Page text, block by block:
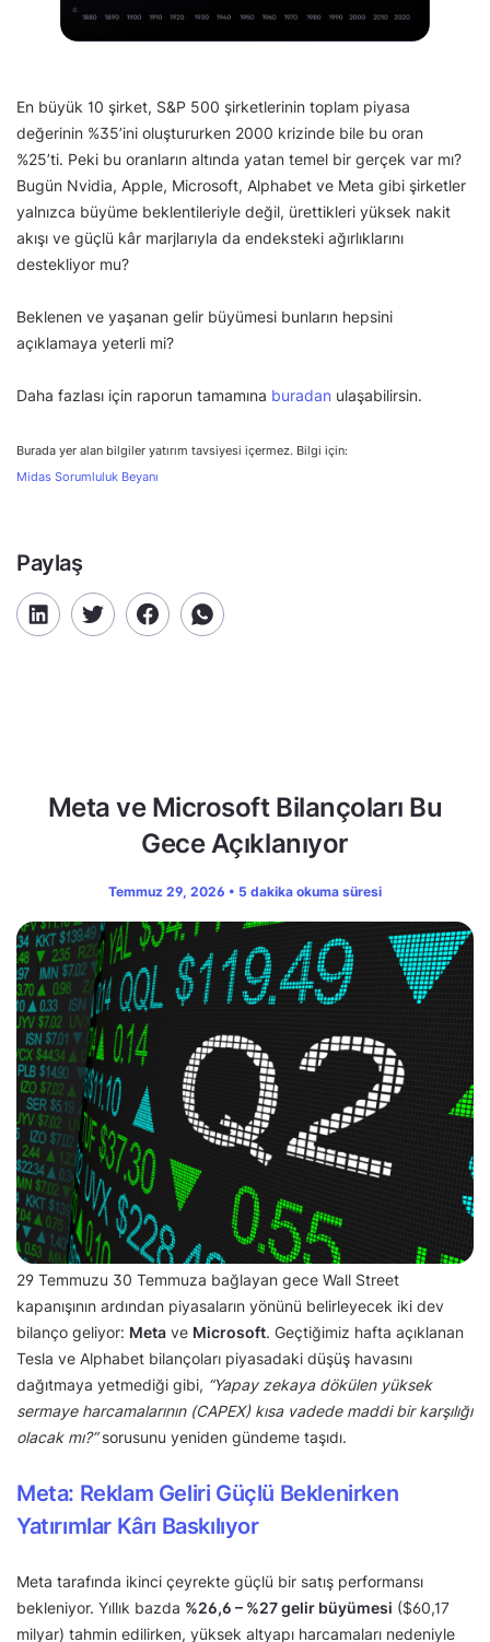
En büyük 10 şirket, S&P 500 şirketlerinin toplam piyasa
değerinin %35’ini oluştururken 2000 krizinde bile bu oran
%25’ti. Peki bu oranların altında yatan temel bir gerçek var mı?
Bugün Nvidia, Apple, Microsoft, Alphabet ve Meta gibi şirketler
yalnızca büyüme beklentileriyle değil, ürettikleri yüksek nakit
akışı ve güçlü kâr marjlarıyla da endeksteki ağırlıklarını
destekliyor mu?
Beklenen ve yaşanan gelir büyümesi bunların hepsini
açıklamaya yeterli mi?
Daha fazlası için raporun tamamına buradan ulaşabilirsin.
Burada yer alan bilgiler yatırım tavsiyesi içermez. Bilgi için:
Midas Sorumluluk Beyanı
Paylaş
Meta ve Microsoft Bilançoları Bu
Gece Açıklanıyor
Temmuz 29, 2026 • 5 dakika okuma süresi
29 Temmuzu 30 Temmuza bağlayan gece Wall Street
kapanışının ardından piyasaların yönünü belirleyecek iki dev
bilanço geliyor: Meta ve Microsoft. Geçtiğimiz hafta açıklanan
Tesla ve Alphabet bilançoları piyasadaki düşüş havasını
dağıtmaya yetmediği gibi, “Yapay zekaya dökülen yüksek
sermaye harcamalarının (CAPEX) kısa vadede maddi bir karşılığı
olacak mı?”sorusunu yeniden gündeme taşıdı.
Meta: Reklam Geliri Güçlü Beklenirken
Yatırımlar Kârı Baskılıyor
Meta tarafında ikinci çeyrekte güçlü bir satış performansı
bekleniyor. Yıllık bazda %26,6 – %27 gelir büyümesi ($60,17
milyar) tahmin edilirken, yüksek altyapı harcamaları nedeniyle